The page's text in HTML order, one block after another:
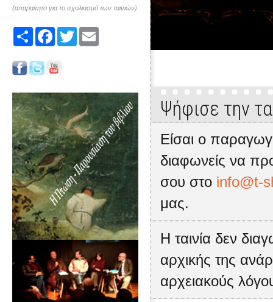
(απαραίτητο για το σχολιασμό των ταινιών)
Share FacebookTwitter
Ψήφισε την
Είσαι ο
διαφωνείς να
σου στο info@t-
μας.
Η ταινία δεν
αρχικής της
αρχειακούς